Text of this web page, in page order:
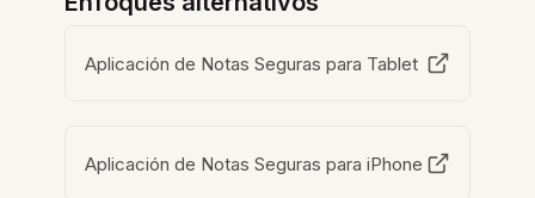
Aplicación de Notas Seguras para Tablet
Aplicación de Notas Seguras para iPhone